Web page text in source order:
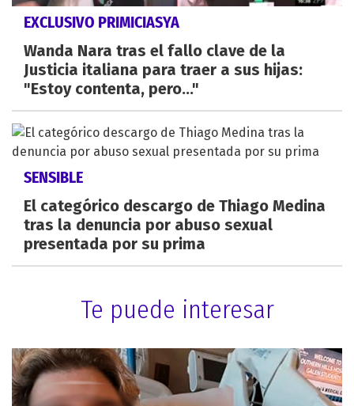
EXCLUSIVO PRIMICIASYA
Wanda Nara tras el fallo clave de la
Justicia italiana para traer a sus hijas:
"Estoy contenta, pero..."
SENSIBLE
El categórico descargo de Thiago Medina
tras la denuncia por abuso sexual
presentada por su prima
Te puede interesar